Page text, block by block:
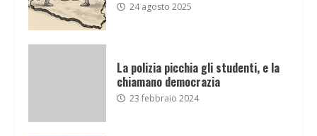
24 agosto 2025
La polizia picchia gli studenti, e la
chiamano democrazia
23 febbraio 2024